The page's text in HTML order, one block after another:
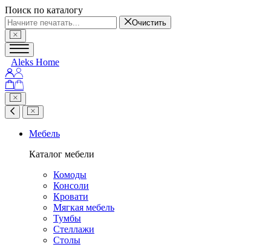
Поиск по каталогу
Очистить
Aleks Home
Мебель
Каталог мебели
Комоды
Консоли
Кровати
Мягкая мебель
Тумбы
Стеллажи
Столы